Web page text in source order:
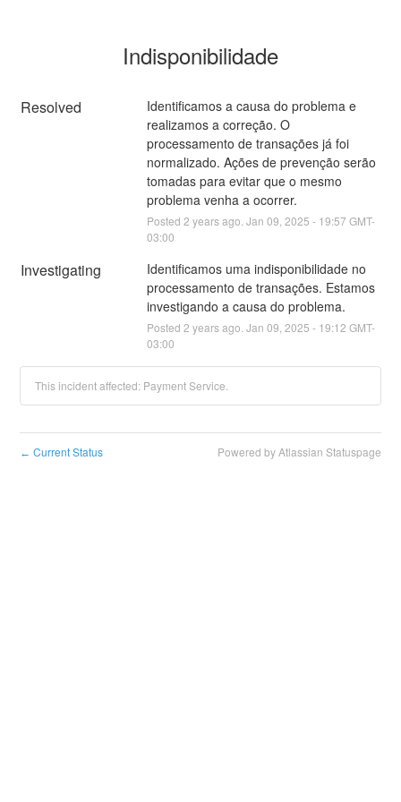
Indisponibilidade
Resolved
Identificamos a causa do problema e
realizamos a correção. O
processamento de transações já foi
normalizado. Ações de prevenção serão
tomadas para evitar que o mesmo
problema venha a ocorrer.
Posted 2 years ago. Jan 09 2025 - 19:57 GMT-
03:00
Investigating
Identificamos uma indisponibilidade no
processamento de transações. Estamos
investigando a causa do problema.
Posted 2 years ago. Jan 09 2025 - 19:12 GMT-
03:00
This incident affected: Payment Service.
← Current Status Powered by Atlassian Statuspage